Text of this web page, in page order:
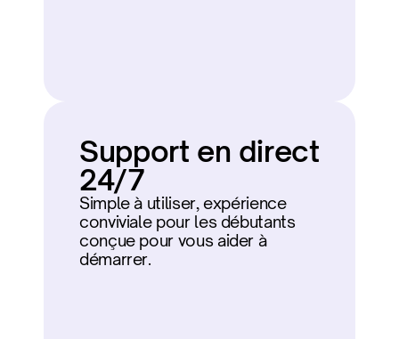
Support en direct
24/7
Simple à utiliser, expérience
conviviale pour les débutants
conçue pour vous aider à
démarrer.